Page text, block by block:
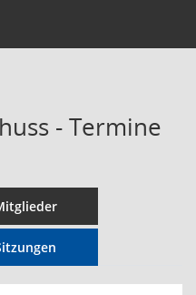
- Termine